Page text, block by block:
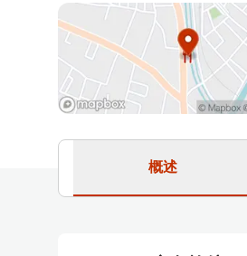
概述